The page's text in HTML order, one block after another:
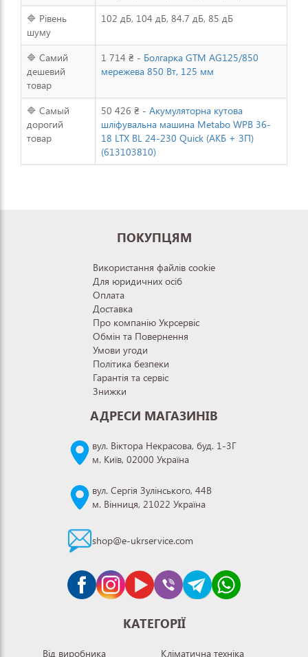
🔷 Рівень
шуму
102 дБ, 104 дБ, 84.7 дБ, 85 дБ
🔷 Самий
дешевий
товар
1 714 ₴ - Болгарка GTM AG125/850
мережева 850 Вт, 125 мм
🔷 Самый
дорогий
товар
50 426 ₴ - Акумуляторна кутова
шліфувальна машина Metabo WPB 36-
18 LTX BL 24-230 Quick (АКБ + ЗП)
(613103810)
ПОКУПЦЯМ
Використання файлів cookie
Для юридичних осіб
Оплата
Доставка
Про компанію Укрсервіс
Обмін та Повернення
Умови угоди
Політика безпеки
Гарантія та сервіс
Знижки
АДРЕСИ МАГАЗИНІВ
вул. Віктора Некрасова, буд. 1-3Г
м. Київ, 02000 Україна
вул. Сергія Зулінського, 44В
м. Вінниця, 21022 Україна
shop@e-ukrservice.com
КАТЕГОРІЇ
Від виробника Кліматична техніка